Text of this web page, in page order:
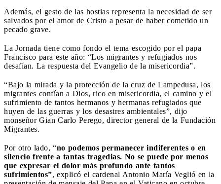
Además, el gesto de las hostias representa la necesidad de ser
salvados por el amor de Cristo a pesar de haber cometido un
pecado grave.
La Jornada tiene como fondo el tema escogido por el papa
Francisco para este año: “Los migrantes y refugiados nos
desafían. La respuesta del Evangelio de la misericordia”.
“Bajo la mirada y la protección de la cruz de Lampedusa, los
migrantes confían a Dios, rico en misericordia, el camino y el
sufrimiento de tantos hermanos y hermanas refugiados que
huyen de las guerras y los desastres ambientales”, dijo
monseñor Gian Carlo Perego, director general de la Fundación
Migrantes.
Por otro lado, “no podemos permanecer indiferentes o en
silencio frente a tantas tragedias. No se puede por menos
que expresar el dolor más profundo ante tantos
sufrimientos”, explicó el cardenal Antonio María Veglió en la